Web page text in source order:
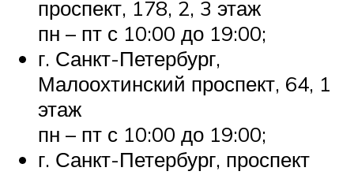
проспект, 178, 2, 3 этаж
пн – пт с 10:00 до 19:00;
г. Санкт-Петербург,
Малоохтинский проспект, 64, 1
этаж
пн – пт с 10:00 до 19:00;
г. Санкт-Петербург, проспект